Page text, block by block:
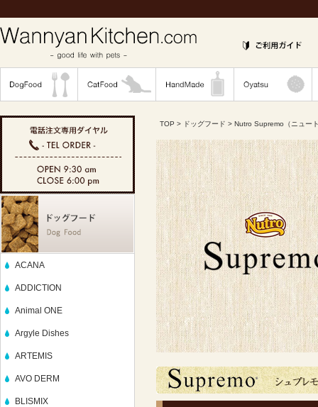
ACANA
ADDICTION
Animal ONE
Argyle Dishes
ARTEMIS
AVO DERM
BLISMIX
TOP > ドッグフード > Nutro Supremo（ニュー